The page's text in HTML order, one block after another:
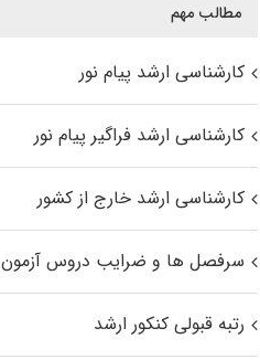
مطالب مهم
کارشناسی ارشد پیام نور
کارشناسی ارشد فراگیر پیام نور
کارشناسی ارشد خارج از کشور
سرفصل ها و ضرایب دروس آزمون
رتبه قبولی کنکور ارشد